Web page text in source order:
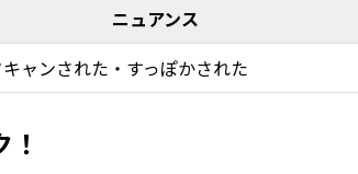
ニュアンス
キャンされた・すっぽかされた